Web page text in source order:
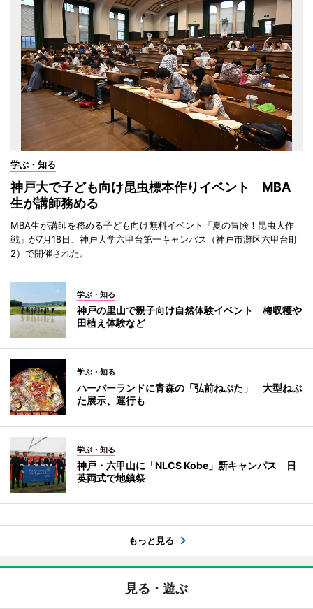
学ぶ・知る
神戸大で子ども向け昆虫標本作りイベント MBA
生が講師務める
MBA生が講師を務める子ども向け無料イベント「夏の冒険！昆虫大作
戦」が7月18日、神戸大学六甲台第一キャンパス（神戸市灘区六甲台町
2）で開催された。
学ぶ・知る
神戸の里山で親子向け自然体験イベント 梅収穫や
田植え体験など
学ぶ・知る
ハーバーランドに青森の「弘前ねぷた」 大型ねぷ
た展示、運行も
学ぶ・知る
神戸・六甲山に「NLCS Kobe」新キャンパス 日
英両式で地鎮祭
もっと見る
見る・遊ぶ